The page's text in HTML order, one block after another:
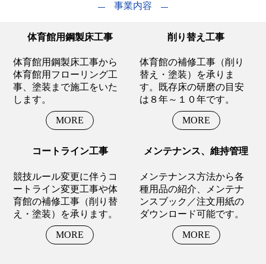
事業内容
体育館用鋼製床工事
体育館用鋼製床工事から
体育館用フローリング工
事、塗装まで施工をいた
します。
MORE
削り替え工事
体育館の補修工事（削り
替え・塗装）を承りま
す。既存床の研磨の目安
は８年～１０年です。
MORE
コートライン工事
競技ルール変更に伴うコ
ートライン変更工事や体
育館の補修工事（削り替
え・塗装）を承ります。
MORE
メンテナンス、維持管理
メンテナンス方法から各
種用品の紹介、メンテナ
ンスブック／注文用紙の
ダウンロード可能です。
MORE